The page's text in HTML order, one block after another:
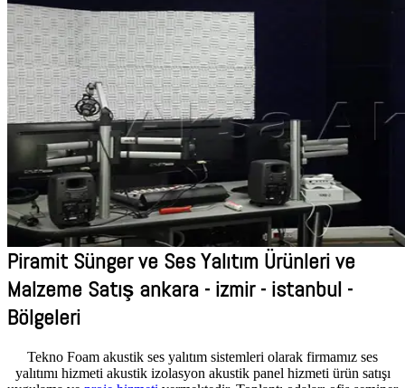
Piramit Sünger ve Ses Yalıtım Ürünleri ve
Malzeme Satış ankara - izmir - istanbul -
Bölgeleri
Tekno Foam akustik ses yalıtım sistemleri olarak firmamız ses
yalıtımı hizmeti akustik izolasyon akustik panel hizmeti ürün satışı